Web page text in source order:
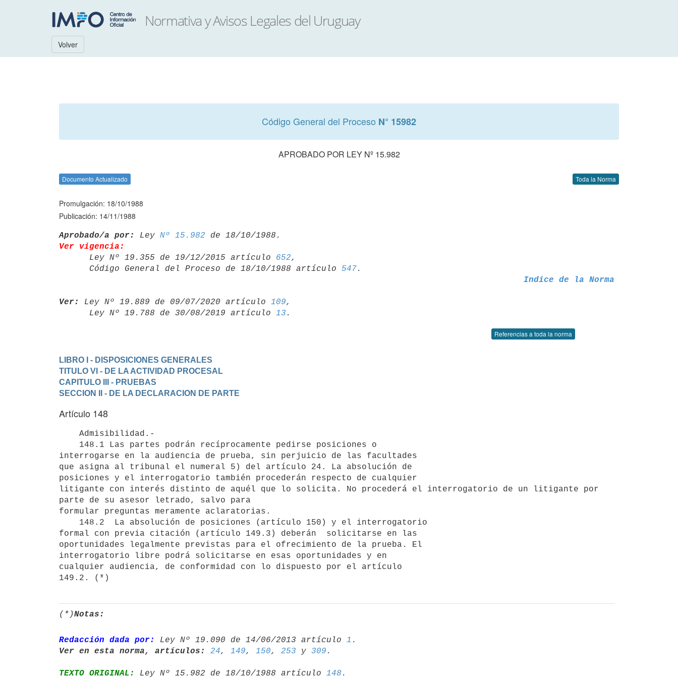
Volver
Código General del Proceso N° 15982
APROBADO POR LEY Nº 15.982
Documento Actualizado Toda la Norma
Promulgación: 18/10/1988
Publicación: 14/11/1988
Aprobado/a por: Ley Nº 15.982
Ver vigencia:
Ley Nº 19.355 de 19/12/2015 artículo 652,
      Código General del Proceso de 18/10/1988 artículo
547
Indice de la Norma
Ver: Ley Nº 19.889 de 09/07/2020 artículo 109,
      Ley Nº 19.788 de 30/08/2019 artículo
13
Referencias a toda la norma
LIBRO I - DISPOSICIONES GENERALES
TITULO VI - DE LA ACTIVIDAD PROCESAL
CAPITULO III - PRUEBAS
SECCION II - DE LA DECLARACION DE PARTE
Artículo 148
interrogarse en la audiencia de prueba, sin perjuicio de las facultades
que asigna al tribunal el numeral 5) del artículo 24. La absolución de
posiciones y el interrogatorio también procederán respecto de cualquier
litigante con interés distinto de aquél que lo solicita. No procederá el interrogatorio de un litigante por
parte de su asesor letrado, salvo para
formular preguntas meramente aclaratorias.
formal con previa citación (artículo 149.3) deberán  solicitarse en las
oportunidades legalmente previstas para el ofrecimiento de la prueba. El
interrogatorio libre podrá solicitarse en esas oportunidades y en
cualquier audiencia, de conformidad con lo dispuesto por el artículo
149.2. (*)
(*)Notas:
Redacción dada por: Ley Nº 19.090 de 14/06/2013 artículo 1
Ver en esta norma, artículos:
24, 149, 150, 253 y 309
TEXTO ORIGINAL: Ley Nº 15.982 de 18/10/1988 artículo 148